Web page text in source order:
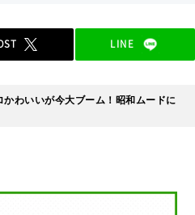
LINE
かわいいが今大ブーム！昭和ムードに